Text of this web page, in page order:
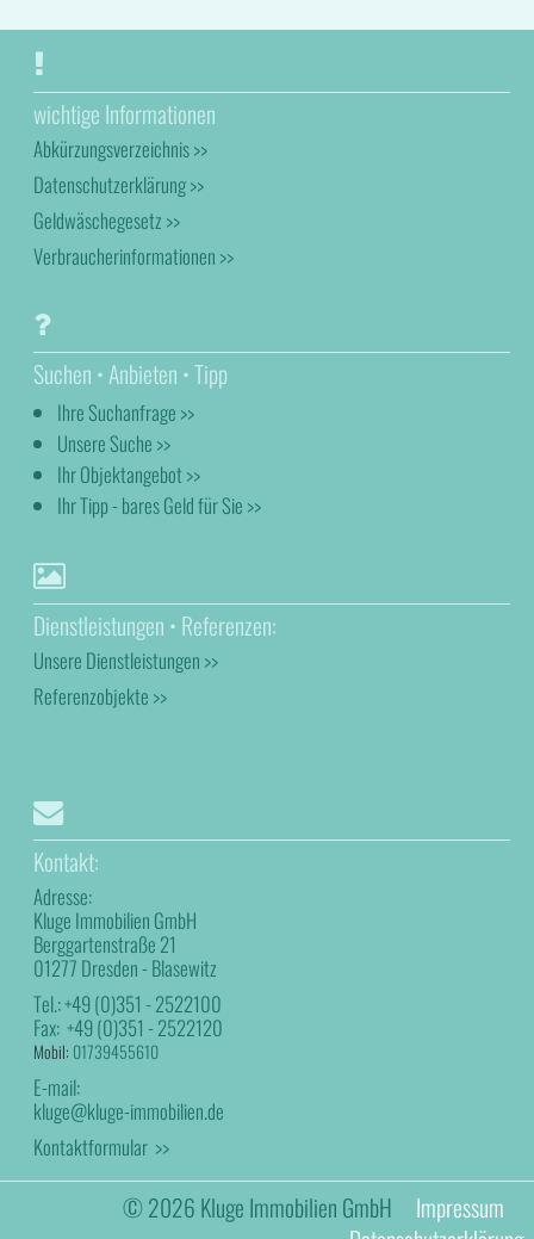
wichtige Informationen
Abkürzungsverzeichnis >>
Datenschutzerklärung >>
Geldwäschegesetz >>
Verbraucherinformationen >>
Suchen • Anbieten • Tipp
Ihre Suchanfrage >>
Unsere Suche >>
Ihr Objektangebot >>
Ihr Tipp - bares Geld für Sie >>
Dienstleistungen • Referenzen:
Unsere Dienstleistungen >>
Referenzobjekte >>
Kontakt:
Adresse:
Kluge Immobilien GmbH
Berggartenstraße 21
01277 Dresden - Blasewitz
Tel.:+49 (0)351 - 2522100
Fax:+49 (0)351 - 2522120
Mobil: 01739455610
E-mail:
kluge@kluge-immobilien.de
Kontaktformular >>
© 2026 Kluge Immobilien GmbH Impressum